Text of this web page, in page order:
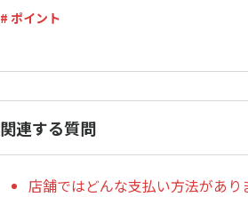
# ポイント
関連する質問
店舗ではどんな支払い方法があり